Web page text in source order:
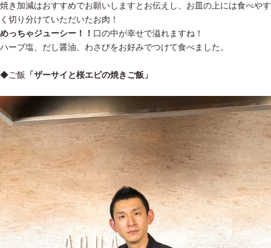
焼き加減はおすすめでお願いしますとお伝えし、お皿の上には食べやす
く切り分けていただいたお肉！
めっちゃジューシー！！ 口の中が幸せで溢れますね！
ハーブ塩、だし醤油、わさびをお好みでつけて食べました。
◆ご飯 「ザーサイと桜エビの焼きご飯」